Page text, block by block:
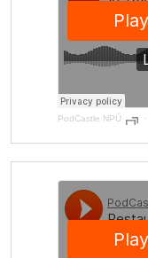
PodCastle NPÚ ·